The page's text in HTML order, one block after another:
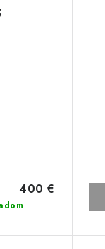
400 €